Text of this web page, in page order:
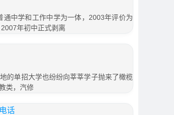
中学和工作中学为一体，2003年评价为
年初中正式剥离
的单招大学也纷纷向莘莘学子抛来了橄榄
类，汽修
话